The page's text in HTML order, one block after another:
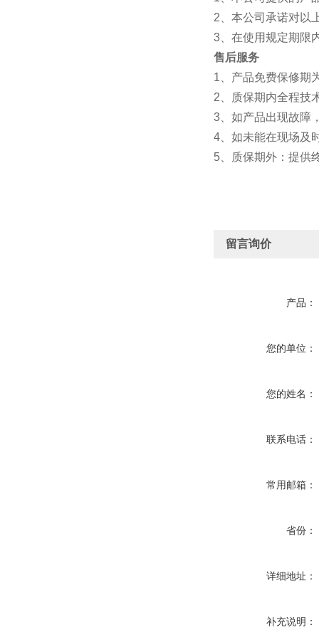
2、本公司承诺对以
3、在使用规定期限
售后服务
1、产品免费保修期
2、质保期内全
3、如产品出现故障
4、如未能在现场及
5、质保期外：提供
留言询价
产品：
您的单位：
您的姓名：
联系电话：
常用邮箱：
省份：
详细地址：
补充说明：